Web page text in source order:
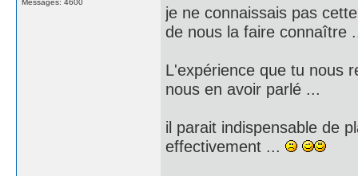
Messages: 4600
je ne connaissais pas
de nous la faire connaître
L'expérience que tu nous
nous en avoir parlé ...
il parait indispensable de
effectivement ...